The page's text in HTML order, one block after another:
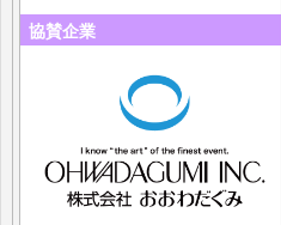
協賛企業